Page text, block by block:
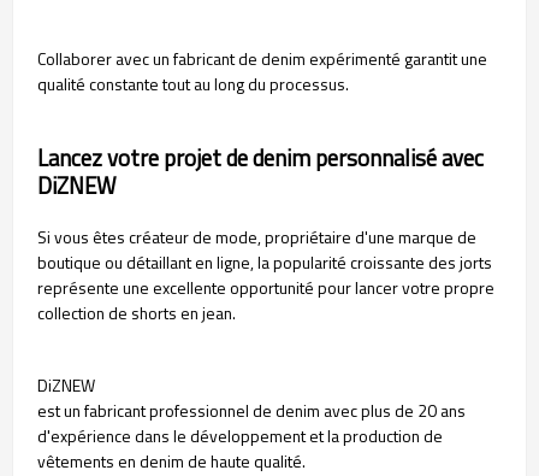
Collaborer avec un fabricant de denim expérimenté garantit une
qualité constante tout au long du processus.
Lancez votre projet de denim personnalisé avec
DiZNEW
Si vous êtes créateur de mode, propriétaire d'une marque de
boutique ou détaillant en ligne, la popularité croissante des jorts
représente une excellente opportunité pour lancer votre propre
collection de shorts en jean.
DiZNEW
est un fabricant professionnel de denim avec plus de 20 ans
d'expérience dans le développement et la production de
vêtements en denim de haute qualité.